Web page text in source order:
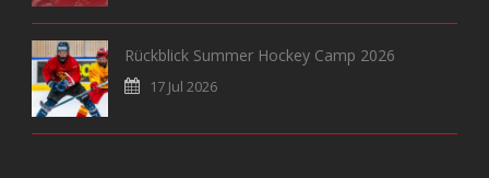
Rückblick Summer Hockey Camp 2026
17 Jul 2026